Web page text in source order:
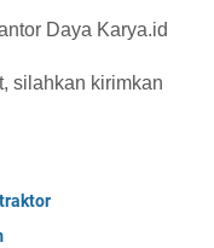
Daya Karya.id
silahkan kirimkan